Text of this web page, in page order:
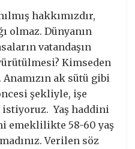
hakkımızdır,
olmaz. Dünyanın
vatandaşın
Kimseden
ak sütü gibi
şekliyle, işe
Yaş haddini
emeklilikte 58-60 yaş
Verilen söz